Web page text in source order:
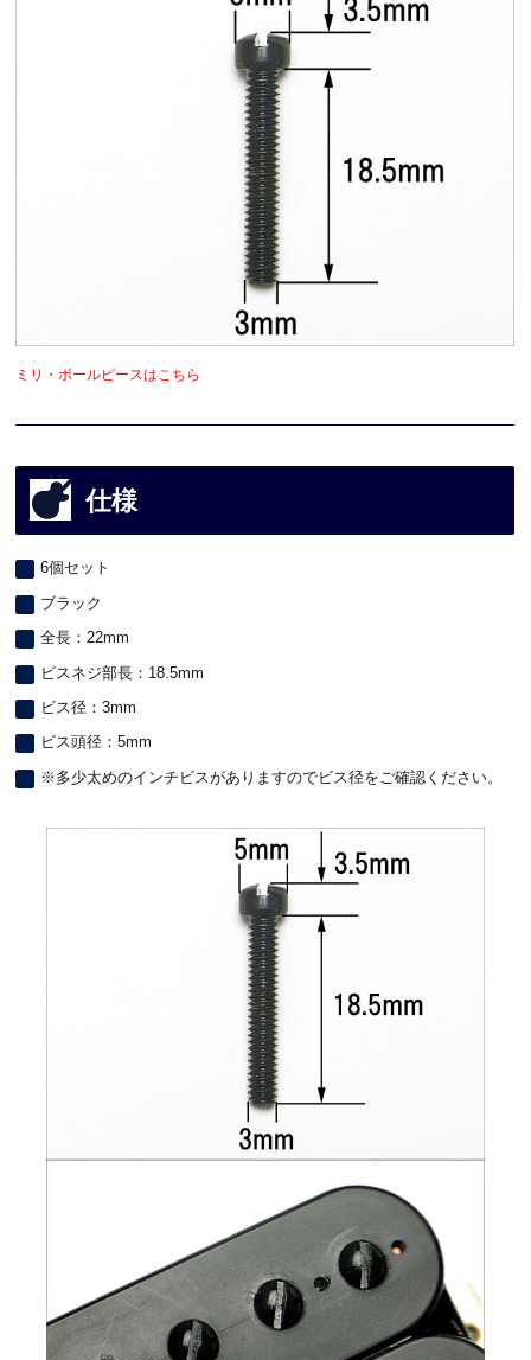
ミリ・ポールピースはこちら
仕様
6個セット
ブラック
全長：22mm
ビスネジ部長：18.5mm
ビス径：3mm
ビス頭径：5mm
※多少太めのインチビスがありますのでビス径をご確認ください。